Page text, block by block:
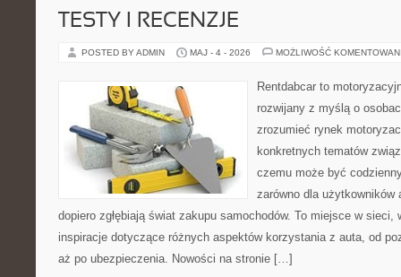
TESTY I RECENZJE
POSTED BY ADMIN MAJ - 4 - 2026 MOŻLIWOŚĆ
Rentdabcar to
rozwijany z myślą o
zrozumieć rynek
konkretnych tematów
czemu może być
zarówno dla
dopiero zgłębiają świat zakupu samochodów. To miejsce w
inspiracje dotyczące różnych aspektów korzystania z auta, od
aż po ubezpieczenia. Nowości na stronie […]